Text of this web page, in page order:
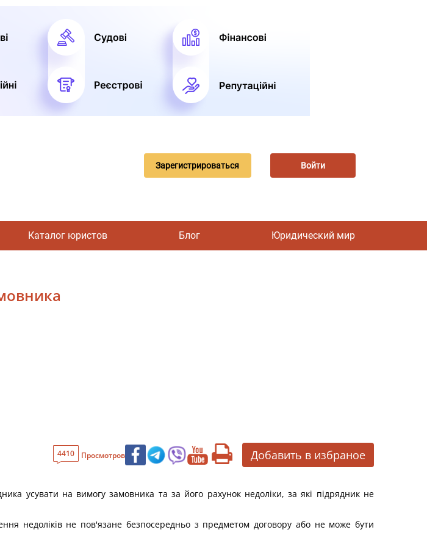
Зарегистрироваться Войти
Каталог юристов Блог Юридический мир
4410 Просмотров Добавить в избраное
усувати на вимогу замовника та за його рахунок недоліки, за які підрядник не
недоліків не пов'язане безпосередньо з предметом договору або не може бути